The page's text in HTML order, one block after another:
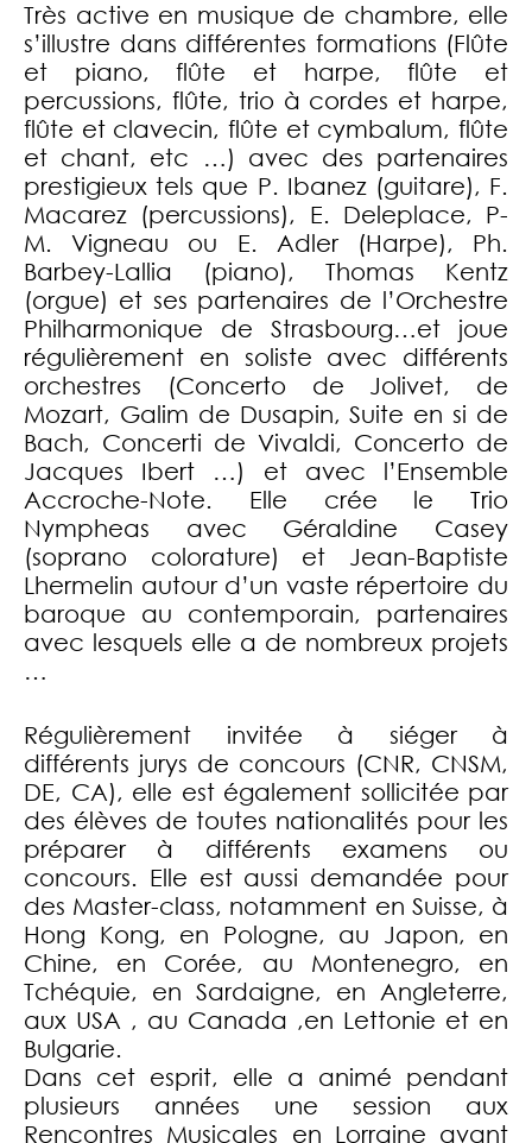
Très active en musique de chambre, elle
s’illustre dans différentes formations (Flûte
et piano, flûte et harpe, flûte et
percussions, flûte, trio à cordes et harpe,
flûte et clavecin, flûte et cymbalum, flûte
et chant, etc …) avec des partenaires
prestigieux tels que P. Ibanez (guitare), F.
Macarez (percussions), E. Deleplace, P-
M. Vigneau ou E. Adler (Harpe), Ph.
Barbey-Lallia (piano), Thomas Kentz
(orgue) et ses partenaires de l’Orchestre
Philharmonique de Strasbourg…et joue
régulièrement en soliste avec différents
orchestres (Concerto de Jolivet, de
Mozart, Galim de Dusapin, Suite en si de
Bach, Concerti de Vivaldi, Concerto de
Jacques Ibert …) et avec l’Ensemble
Accroche-Note. Elle crée le Trio
Nympheas avec Géraldine Casey
(soprano colorature) et Jean-Baptiste
Lhermelin autour d’un vaste répertoire du
baroque au contemporain, partenaires
avec lesquels elle a de nombreux projets
…
Régulièrement invitée à siéger à
différents jurys de concours (CNR, CNSM,
DE, CA), elle est également sollicitée par
des élèves de toutes nationalités pour les
préparer à différents examens ou
concours. Elle est aussi demandée pour
des Master-class, notamment en Suisse, à
Hong Kong, en Pologne, au Japon, en
Chine, en Corée, au Montenegro, en
Tchéquie, en Sardaigne, en Angleterre,
aux USA , au Canada ,en Lettonie et en
Bulgarie.
Dans cet esprit, elle a animé pendant
plusieurs années une session aux
Rencontres Musicales en Lorraine avant